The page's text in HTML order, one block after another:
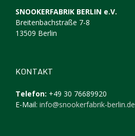
SNOOKERFABRIK BERLIN e.V.
Breitenbachstraße 7-8
13509 Berlin
KONTAKT
Telefon: +49 30 76689920
E-Mail: info@snookerfabrik-berlin.de